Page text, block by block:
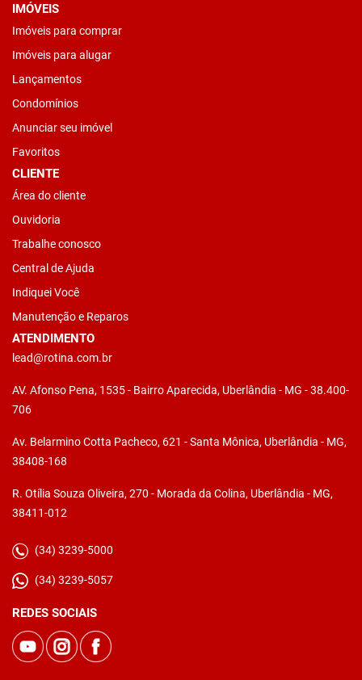
IMÓVEIS
Imóveis para comprar
Imóveis para alugar
Lançamentos
Condomínios
Anunciar seu imóvel
Favoritos
CLIENTE
Área do cliente
Ouvidoria
Trabalhe conosco
Central de Ajuda
Indiquei Você
Manutenção e Reparos
ATENDIMENTO
lead@rotina.com.br
AV. Afonso Pena, 1535 - Bairro Aparecida, Uberlândia - MG - 38.400-
706
Av. Belarmino Cotta Pacheco, 621 - Santa Mônica, Uberlândia - MG,
38408-168
R. Otília Souza Oliveira, 270 - Morada da Colina, Uberlândia - MG,
38411-012
(34) 3239-5000
(34) 3239-5057
REDES SOCIAIS